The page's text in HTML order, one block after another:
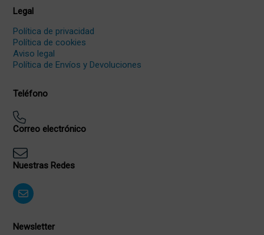
Legal
Política de privacidad
Política de cookies
Aviso legal
Política de Envíos y Devoluciones
Teléfono
Correo electrónico
Nuestras Redes
Newsletter